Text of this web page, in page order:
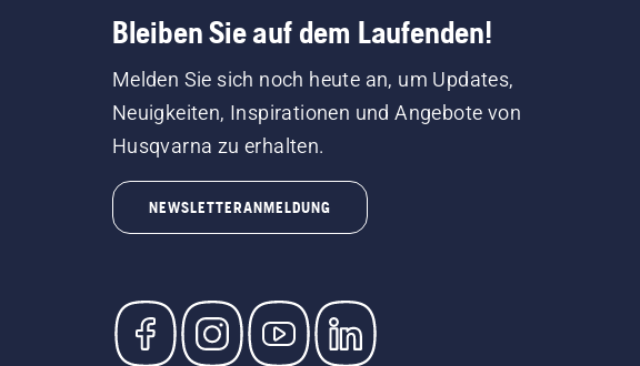
Bleiben Sie auf dem Laufenden!
Melden Sie sich noch heute an, um Updates,
Neuigkeiten, Inspirationen und Angebote von
Husqvarna zu erhalten.
NEWSLETTERANMELDUNG